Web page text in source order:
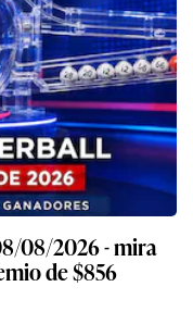
08/2026 - mira
de $856